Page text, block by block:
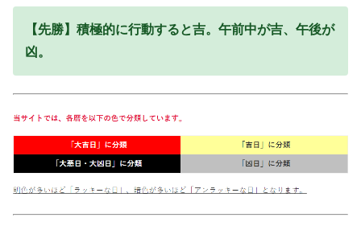
【先勝】積極的に行動すると吉。午前中が吉、午後が
凶。